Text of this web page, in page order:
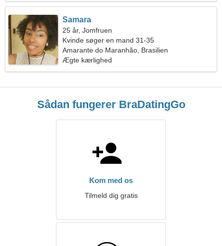
Samara
25 år, Jomfruen
Kvinde søger en mand 31-35
Amarante do Maranhão, Brasilien
Ægte kærlighed
Sådan fungerer BraDatingGo
Kom med os
Tilmeld dig gratis